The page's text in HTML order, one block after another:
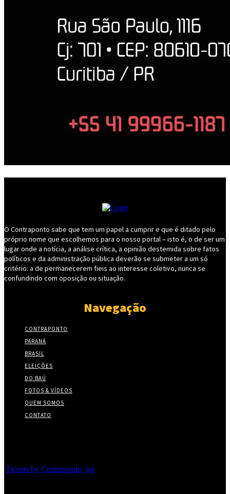
O Contraponto sabe que tem um papel a cumprir e que é ditado pelo
próprio nome que escolhemos para o nosso portal – isto é, o de ser um
lugar onde a notícia, a análise crítica, a opinião destemida sobre fatos
políticos e da administração pública deverão se submeter a um só
critério: a de permanecerem fieis ao interesse coletivo, nunca se
confundindo com oposição ou situação.
Navegação
CONTRAPONTO
PARANÁ
BRASIL
ELEIÇÕES
DO BAÚ
FOTOS & VÍDEOS
QUEM SOMOS
CONTATO
Tweets by Contraponto_jor